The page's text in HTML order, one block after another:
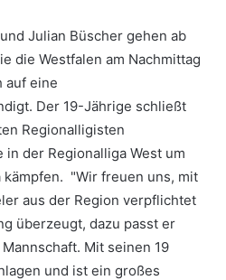
Julian Büscher gehen ab
die Westfalen am Nachmittag
auf eine
Der 19-Jährige schließt
Regionalligisten
der Regionalliga West um
"Wir freuen uns, mit
aus der Region verpflichtet
überzeugt, dazu passt er
Mit seinen 19
und ist ein großes